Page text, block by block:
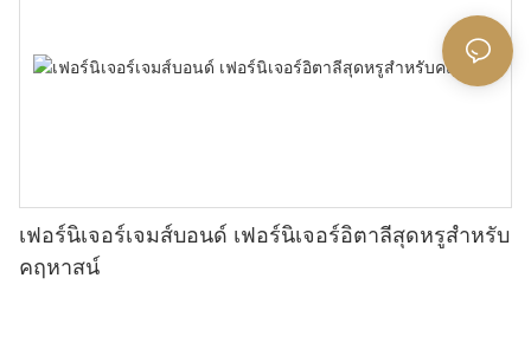
เฟอร์นิเจอร์เจมส์บอนด์ เฟอร์นิเจอร์อิตาลีสุดหรูสำหรับ
คฤหาสน์